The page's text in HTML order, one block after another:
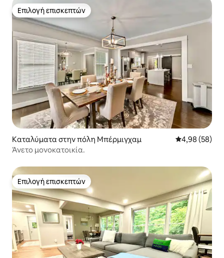
Επιλογή επισκεπτών
Επιλογή επισκεπτών
Καταλύματα στην πόλη Μπέρμιγχαμ Μέση
4,98 (58)
Άνετο μονοκατοικία.
Επιλογή επισκεπτών
Επιλογή επισκεπτών